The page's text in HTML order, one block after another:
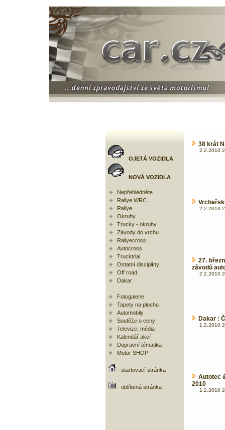
OJETÁ VOZIDLA
NOVÁ VOZIDLA
Nepřehlédněte
Rallye WRC
Rallye
Okruhy
Trucky - okruhy
Závody do vrchu
Rallyecross
Autocross
Trucktrial
Ostatní disciplíny
Off road
Dakar
Fotogalerie
Tapety na plochu
Automobily
Soutěže o ceny
Televize, média
Kalendář akcí
Dopravní tématika
Motor SHOP
startovací stránka
oblíbená stránka
38 krát
2.2.2010
2.2.2010
27.
závodů
2.2.2010
Dakar :
1.2.2010
Autotec
2010
1.2.2010